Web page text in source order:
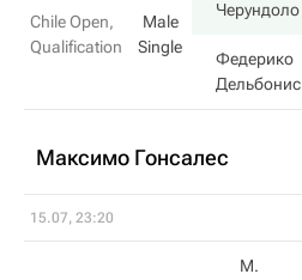
Chile Open,
Qualification
Male
Single
Черундоло
Федерико
Дельбонис
Максимо Гонсалес
15.07, 23:20
М.